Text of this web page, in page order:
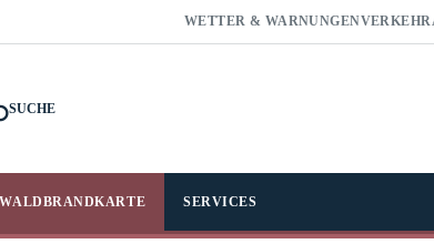
WETTER & WARNUNGENVERKEHR
SUCHE
WALDBRANDKARTE SERVICES